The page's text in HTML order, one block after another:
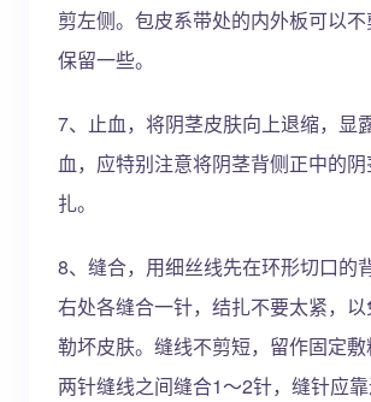
剪左侧。包皮系带处的内外板可以
保留一些。
7、止血，将阴茎皮肤向上退缩，显
血，应特别注意将阴茎背侧正中的
扎。
8、缝合，用细丝线先在环形切口的
右处各缝合一针，结扎不要太紧，
勒坏皮肤。缝线不剪短，留作固定
两针缝线之间缝合1～2针，缝针应